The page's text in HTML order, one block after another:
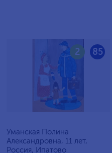
85
2
Уманская Полина
Александровна, 11 лет,
Россия, Ипатово